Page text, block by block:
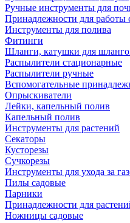
Ручные инструменты для
Принадлежности для работы
Инструменты для полива
Фитинги
Шланги, катушки для
Распылители стационарные
Распылители ручные
Вспомогательные
Опрыскиватели
Лейки, капельный полив
Капельный полив
Инструменты для растений
Секаторы
Кусторезы
Сучкорезы
Инструменты для ухода за
Пилы садовые
Парники
Принадлежности для
Ножницы садовые